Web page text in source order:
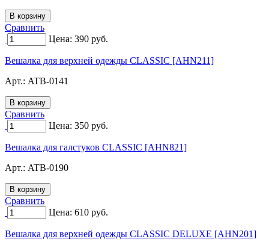
Сравнить
Цена: 390 руб.
Вешалка для верхней одежды CLASSIC [AHN211]
Арт.: ATB-0141
Сравнить
Цена: 350 руб.
Вешалка для галстуков CLASSIC [AHN821]
Арт.: ATB-0190
Сравнить
Цена: 610 руб.
Вешалка для верхней одежды CLASSIC DELUXE [AHN201]